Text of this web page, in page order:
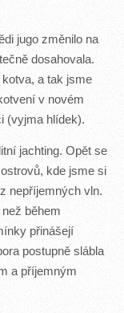
jugo změnilo na
dosahovala.
a tak jsme
v novém
(vyjma hlídek).
jachting. Opět se
kde jsme si
nepříjemných vln.
během
přinášejí
postupně slábla
a příjemným